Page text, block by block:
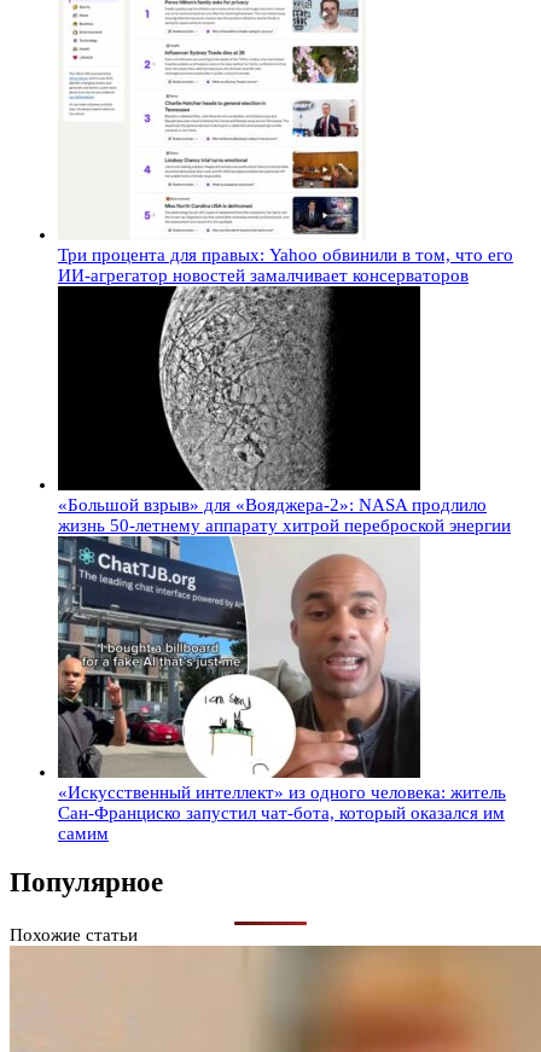
Три процента для правых: Yahoo обвинили в том, что его
ИИ-агрегатор новостей замалчивает консерваторов
«Большой взрыв» для «Вояджера-2»: NASA продлило
жизнь 50-летнему аппарату хитрой переброской энергии
«Искусственный интеллект» из одного человека: житель
Сан-Франциско запустил чат-бота, который оказался им
самим
Популярное
Похожие статьи